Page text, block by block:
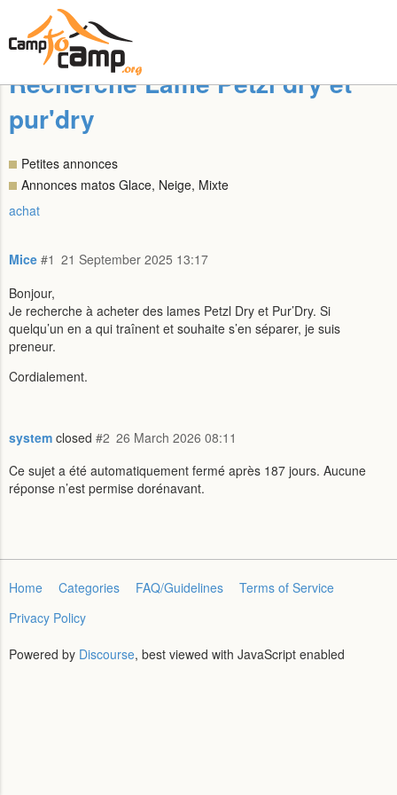
Recherche Lame Petzl dry et
pur'dry
Petites annonces
Annonces matos Glace, Neige, Mixte
achat
Mice 21 September 2025 13:17
#1
Bonjour,
Je recherche à acheter des lames Petzl Dry et Pur’Dry. Si
quelqu’un en a qui traînent et souhaite s’en séparer, je suis
preneur.
Cordialement.
system closed 26 March 2026 08:11
#2
Ce sujet a été automatiquement fermé après 187 jours. Aucune
réponse n’est permise dorénavant.
Home Categories FAQ/Guidelines
Terms of Service
Privacy Policy
Powered by Discourse, best viewed with JavaScript enabled